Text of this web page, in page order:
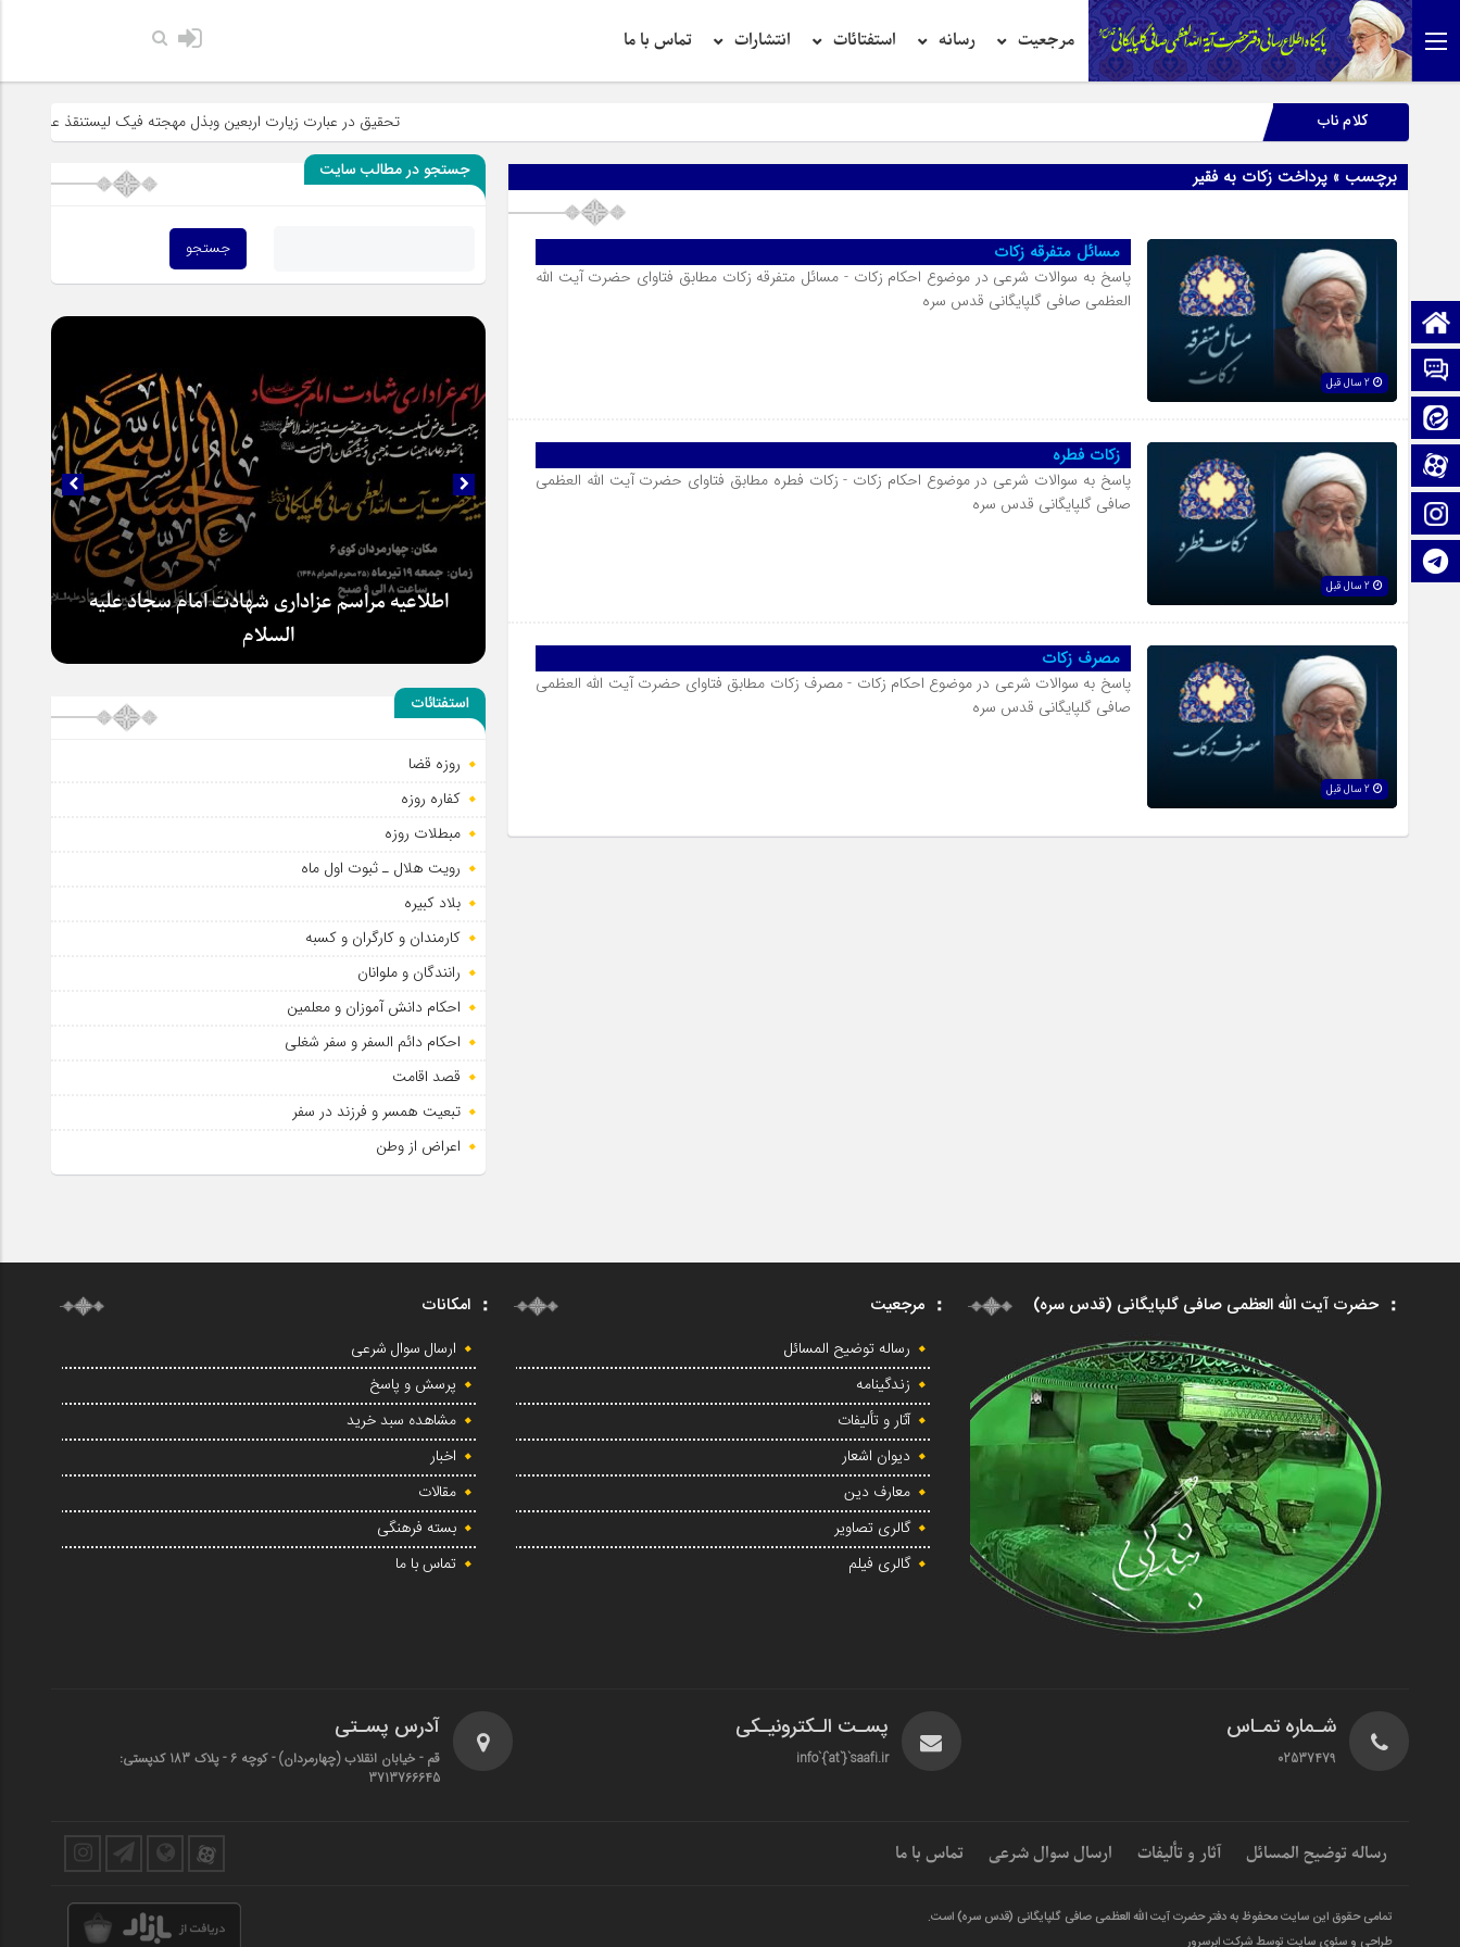
مرجعیت رسانه استفتائات انتشارات تماس با ما
صفحه نخست
تماس با ما
اینستاگرام
کلام ناب تحقیق در عبارت زیارت اربعین وبذل مهجته فیک لیستنقذ عبادک من الجهاله
برچسب » پرداخت زکات به فقیر
مسائل متفرقه زکات
پاسخ به سوالات شرعی در موضوع احکام زکات - مسائل متفرقه زکات مطابق فتاوای حضرت آیت الله
العظمی صافی گلپایگانی قدس سره
زکات فطره
پاسخ به سوالات شرعی در موضوع احکام زکات - زکات فطره مطابق فتاوای حضرت آیت الله العظمی
صافی گلپایگانی قدس سره
مصرف زکات
پاسخ به سوالات شرعی در موضوع احکام زکات - مصرف زکات مطابق فتاوای حضرت آیت الله العظمی
صافی گلپایگانی قدس سره
جستجو در مطالب سایت
اطلاعیه مراسم عزاداری شهادت امام سجاد علیه
السلام
استفتائات
روزه قضا
کفاره روزه
مبطلات روزه
رویت هلال ـ ثبوت اول ماه
بلاد کبیره
کارمندان و کارگران و کسبه
رانندگان و ملوانان
احکام دانش آموزان و معلمین
احکام دائم السفر و سفر شغلی
قصد اقامت
تبعیت همسر و فرزند در سفر
اعراض از وطن
حضرت آیت الله العظمی صافی گلپایگانی (قدس سره) مرجعیت
رساله توضیح المسائل
زندگینامه
آثار و تألیفات
دیوان اشعار
معارف دین
گالری تصاویر
گالری فیلم
امکانات
ارسال سوال شرعی
پرسش و پاسخ
مشاهده سبد خرید
اخبار
مقالات
بسته فرهنگی
تماس با ما
شـماره تمـاس
02537479
پسـت الـکترونیـکی
info`{`at`}`saafi.ir
آدرس پسـتی
قم - خیابان انقلاب (چهارمردان)‌ - کوچه 6 - پلاک 183 کدپستی:
3713766645
رساله توضیح المسائل آثار و تألیفات ارسال سوال شرعی تماس با ما
تمامی حقوق این سایت محفوظ به دفتر حضرت آیت الله العظمی صافی گلپایگانی (قدس سره) است.
طراحی و سئوی سایت توسط شرکت ابرسرور